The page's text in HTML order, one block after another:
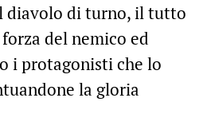
diavolo di turno, il tutto
del nemico ed
i protagonisti che lo
la gloria